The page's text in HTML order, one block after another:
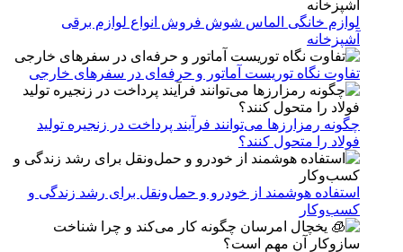
لوازم خانگی الماس شوش فروش انواع لوازم برقی
آشپزخانه
تفاوت نگاه توریست آماتور و حرفه‌ای در سفرهای خارجی
چگونه رمزارزها می‌توانند فرآیند پرداخت در زنجیره تولید
فولاد را متحول کنند؟
استفاده هوشمند از خودرو و حمل‌ونقل برای رشد زندگی و
کسب‌وکار